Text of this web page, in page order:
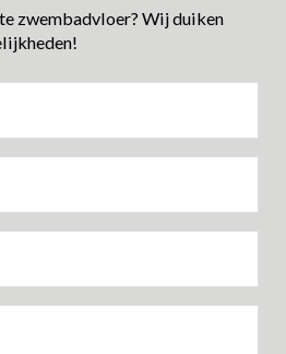
zwembadvloer? Wij duiken